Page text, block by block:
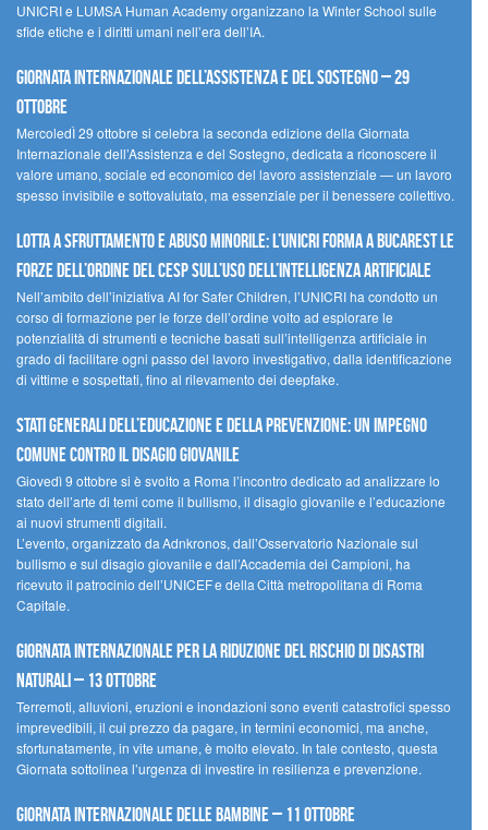
UNICRI e LUMSA Human Academy organizzano la Winter School sulle
sfide etiche e i diritti umani nell’era dell’IA.
Giornata internazionale dell’assistenza e del sostegno – 29
ottobre
MercoledÌ 29 ottobre si celebra la seconda edizione della Giornata
Internazionale dell’Assistenza e del Sostegno, dedicata a riconoscere il
valore umano, sociale ed economico del lavoro assistenziale — un lavoro
spesso invisibile e sottovalutato, ma essenziale per il benessere collettivo.
Lotta a sfruttamento e abuso minorile: l’UNICRI forma a Bucarest le
forze dell’ordine del CESP sull’uso dell’Intelligenza Artificiale
Nell’ambito dell’iniziativa AI for Safer Children, l’UNICRI ha condotto un
corso di formazione per le forze dell’ordine volto ad esplorare le
potenzialità di strumenti e tecniche basati sull’intelligenza artificiale in
grado di facilitare ogni passo del lavoro investigativo, dalla identificazione
di vittime e sospettati, fino al rilevamento dei deepfake.
Stati Generali dell’Educazione e della Prevenzione: un impegno
comune contro il disagio giovanile
Giovedì 9 ottobre si è svolto a Roma l’incontro dedicato ad analizzare lo
stato dell’arte di temi come il bullismo, il disagio giovanile e l’educazione
ai nuovi strumenti digitali.
L’evento, organizzato da Adnkronos, dall’Osservatorio Nazionale sul
bullismo e sul disagio giovanile e dall’Accademia dei Campioni, ha
ricevuto il patrocinio dell’UNICEF e della Città metropolitana di Roma
Capitale.
Giornata internazionale per la riduzione del rischio di disastri
naturali – 13 ottobre
Terremoti, alluvioni, eruzioni e inondazioni sono eventi catastrofici spesso
imprevedibili, il cui prezzo da pagare, in termini economici, ma anche,
sfortunatamente, in vite umane, è molto elevato. In tale contesto, questa
Giornata sottolinea l’urgenza di investire in resilienza e prevenzione.
Giornata internazionale delle bambine – 11 ottobre